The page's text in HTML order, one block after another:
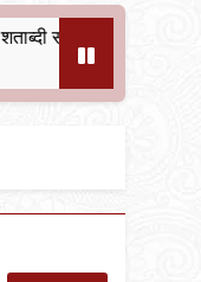
10 Months Ago